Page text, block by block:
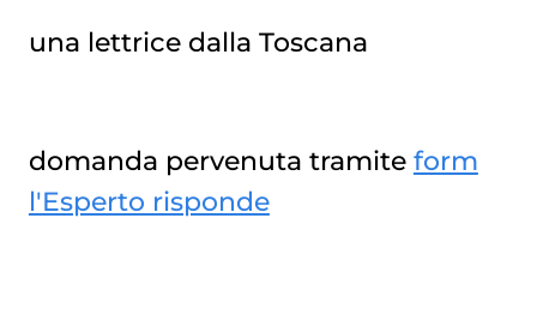
una lettrice dalla Toscana
domanda pervenuta tramite form
l'Esperto risponde